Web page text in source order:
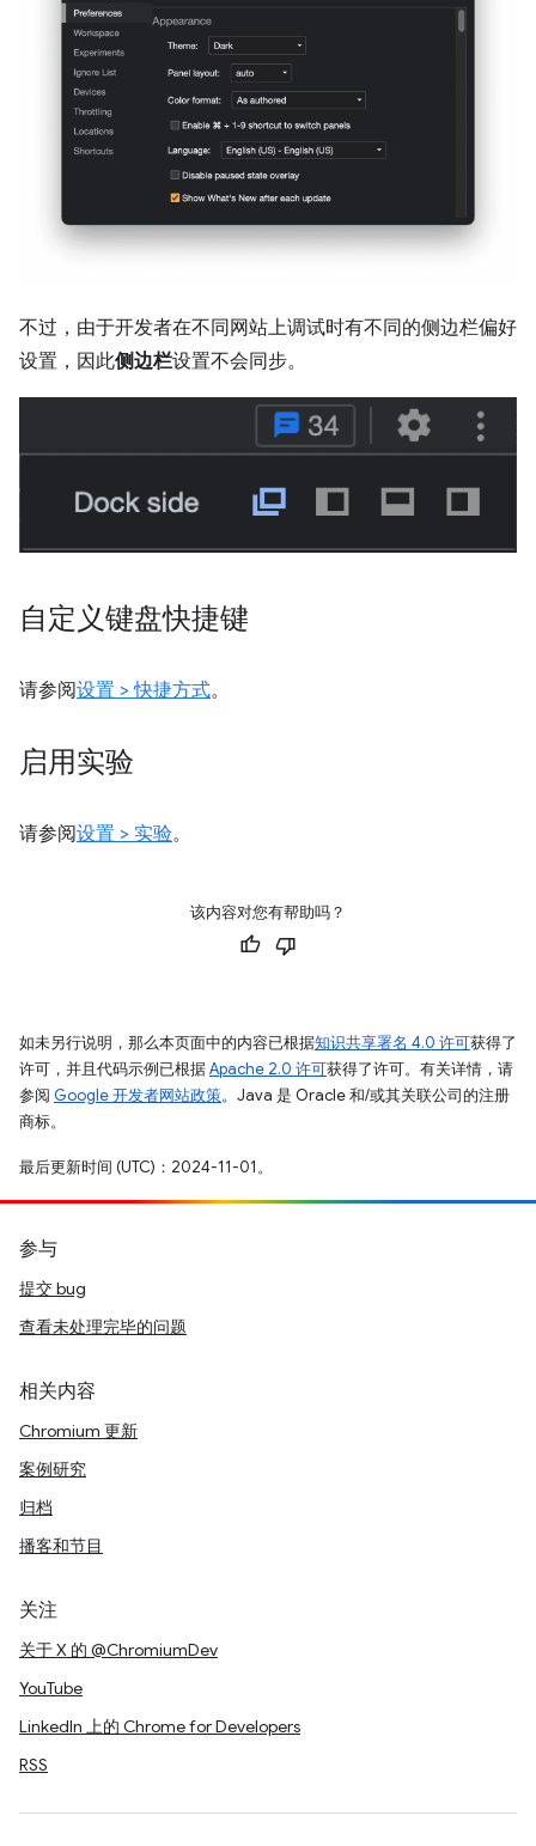
不过，由于开发者在不同网站上调试时有不同的侧边栏偏好
设置，因此侧边栏设置不会同步。
自定义键盘快捷键
请参阅设置 > 快捷方式。
启用实验
请参阅设置 > 实验。
该内容对您有帮助吗？
如未另行说明，那么本页面中的内容已根据知识共享署名 4.0 许可获得了
许可，并且代码示例已根据Apache 2.0 许可获得了许可。有关详情，请
参阅 Google 开发者网站政策。Java 是 Oracle 和/或其关联公司的注册
商标。
最后更新时间 (UTC)：2024-11-01。
参与
提交 bug
查看未处理完毕的问题
相关内容
Chromium 更新
案例研究
归档
播客和节目
关注
关于 X 的 @ChromiumDev
YouTube
LinkedIn 上的 Chrome for Developers
RSS